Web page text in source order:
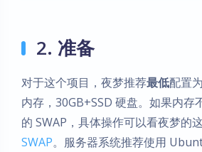
2. 准备
对于这个项目，夜梦推荐最低配置
内存，30GB+SSD 硬盘。如果内存
的 SWAP，具体操作可以看夜梦的
SWAP。服务器系统推荐使用